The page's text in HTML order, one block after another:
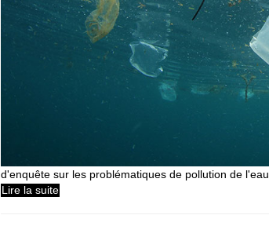
d'enquête sur les problématiques de pollution de l'eau.
Lire la suite